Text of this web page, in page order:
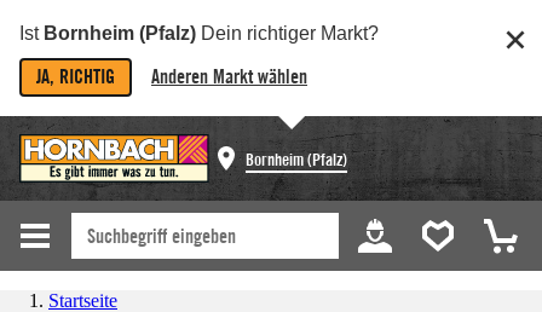
Ist Bornheim (Pfalz) Dein richtiger Markt?
JA, RICHTIG Anderen Markt wählen
Bornheim (Pfalz)
Startseite